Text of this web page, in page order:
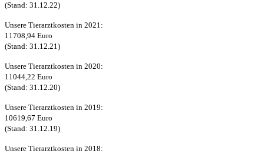
(Stand: 31.12.22)
Unsere Tierarztkosten in 2021:
11708,94 Euro
(Stand: 31.12.21)
Unsere Tierarztkosten in 2020:
11044,22 Euro
(Stand: 31.12.20)
Unsere Tierarztkosten in 2019:
10619,67 Euro
(Stand: 31.12.19)
Unsere Tierarztkosten in 2018: